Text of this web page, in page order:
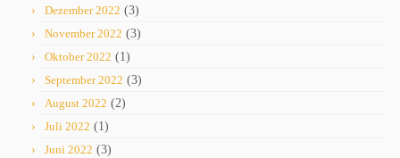
Dezember 2022 (3)
November 2022 (3)
Oktober 2022 (1)
September 2022 (3)
August 2022 (2)
Juli 2022 (1)
Juni 2022 (3)